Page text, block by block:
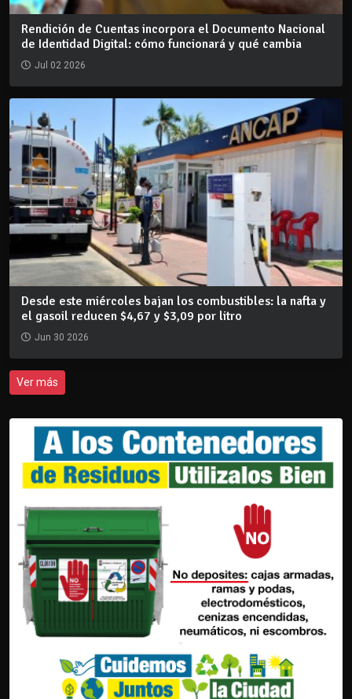
Rendición de Cuentas incorpora el Documento Nacional
de Identidad Digital: cómo funcionará y qué cambia
Jul 02 2026
Desde este miércoles bajan los combustibles: la nafta y
el gasoil reducen $4,67 y $3,09 por litro
Jun 30 2026
Ver más